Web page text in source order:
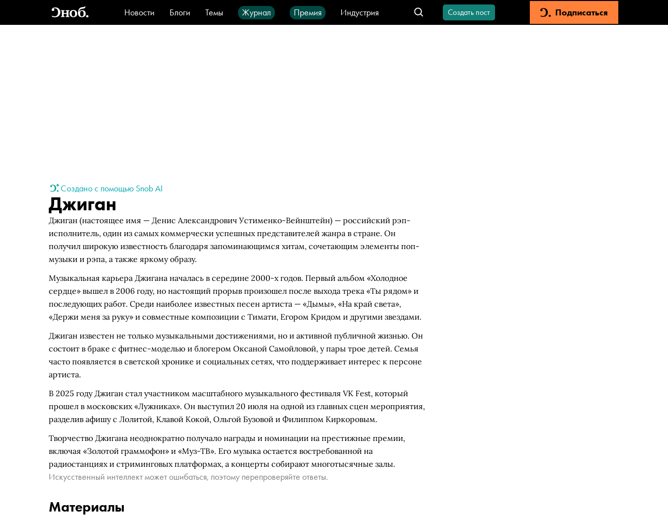
Новости Блоги Темы Журнал Премия
Индустрия
Стиль
Видео Город IT-продукты
Создать пост Подписаться
Создано с помощью Snob AI
Джиган
Джиган (настоящее имя — Денис Александрович Устименко-Вейнштейн) — российский рэп-
исполнитель, один из самых коммерчески успешных представителей жанра в стране. Он
получил широкую известность благодаря запоминающимся хитам, сочетающим элементы поп-
музыки и рэпа, а также яркому образу.
Музыкальная карьера Джигана началась в середине 2000-х годов. Первый альбом «Холодное
сердце» вышел в 2006 году, но настоящий прорыв произошел после выхода трека «Ты рядом» и
последующих работ. Среди наиболее известных песен артиста — «Дымы», «На край света»,
«Держи меня за руку» и совместные композиции с Тимати, Егором Кридом и другими звездами.
Джиган известен не только музыкальными достижениями, но и активной публичной жизнью. Он
состоит в браке с фитнес-моделью и блогером Оксаной Самойловой, у пары трое детей. Семья
часто появляется в светской хронике и социальных сетях, что поддерживает интерес к персоне
артиста.
В 2025 году Джиган стал участником масштабного музыкального фестиваля VK Fest, который
прошел в московских «Лужниках». Он выступил 20 июля на одной из главных сцен мероприятия,
разделив афишу с Лолитой, Клавой Кокой, Ольгой Бузовой и Филиппом Киркоровым.
Творчество Джигана неоднократно получало награды и номинации на престижные премии,
включая «Золотой граммофон» и «Муз-ТВ». Его музыка остается востребованной на
радиостанциях и стриминговых платформах, а концерты собирают многотысячные залы.
Искусственный интеллект может ошибаться, поэтому перепроверяйте ответы.
Материалы